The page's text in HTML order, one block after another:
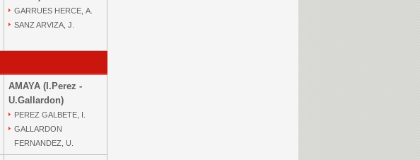
GARRUES HERCE, A.
SANZ ARVIZA, J.
AMAYA (I.Perez -
U.Gallardon)
PEREZ GALBETE, I.
GALLARDON
FERNANDEZ, U.